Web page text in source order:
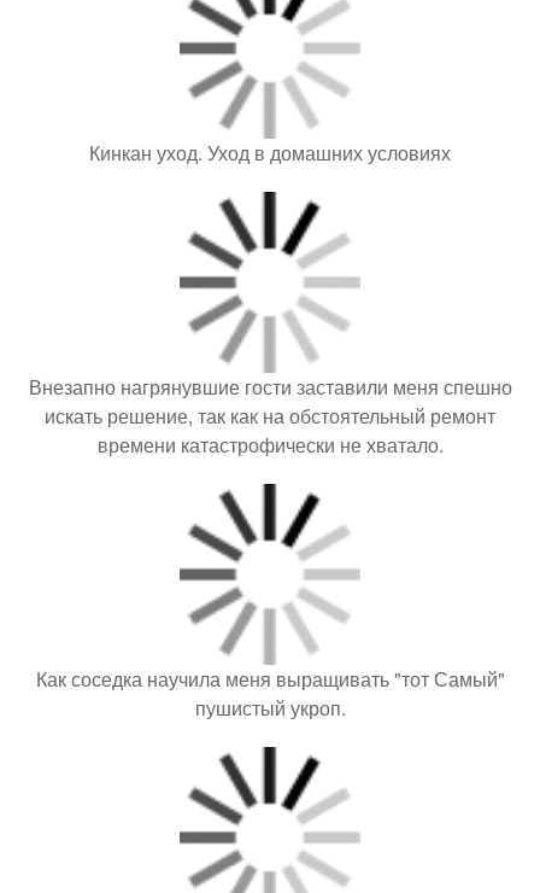
Кинкан уход. Уход в домашних условиях
Внезапно нагрянувшие гости заставили меня спешно
искать решение, так как на обстоятельный ремонт
времени катастрофически не хватало.
Как соседка научила меня выращивать "тот Самый"
пушистый укроп.